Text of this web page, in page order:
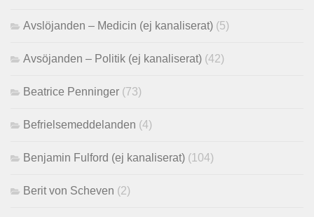
Avslöjanden – Medicin (ej kanaliserat) (5)
Avsöjanden – Politik (ej kanaliserat) (42)
Beatrice Penninger (73)
Befrielsemeddelanden (4)
Benjamin Fulford (ej kanaliserat) (104)
Berit von Scheven (2)